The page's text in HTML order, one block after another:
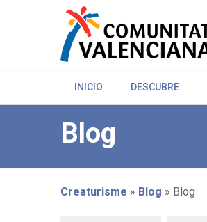
INICIO DESCUBRE
Blog
Creaturisme Blog Blog